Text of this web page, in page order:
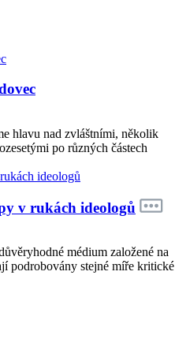
hlavu nad zvláštními, několik
po různých částech
v rukách ideologů
médium založené na
podrobovány stejné míře kritické